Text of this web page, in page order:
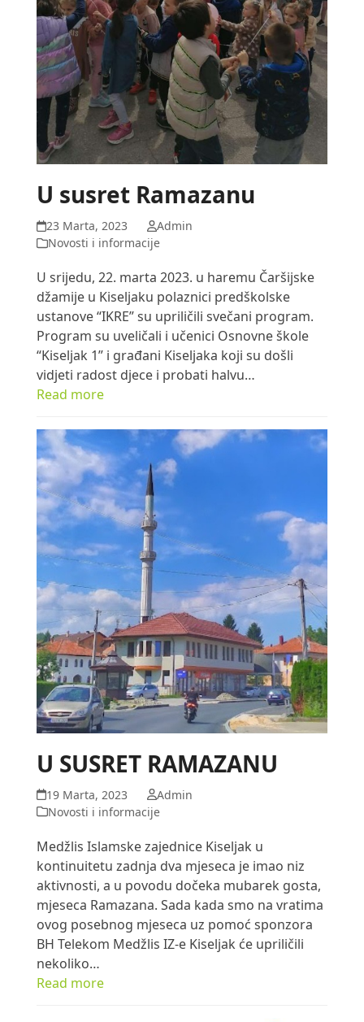
U susret Ramazanu
23 Marta, 2023
Admin
Novosti i informacije
U srijedu, 22. marta 2023. u haremu Čaršijske
džamije u Kiseljaku polaznici predškolske
ustanove “IKRE” su upriličili svečani program.
Program su uveličali i učenici Osnovne škole
“Kiseljak 1” i građani Kiseljaka koji su došli
vidjeti radost djece i probati halvu…
Read more
U SUSRET RAMAZANU
19 Marta, 2023
Admin
Novosti i informacije
Medžlis Islamske zajednice Kiseljak u
kontinuitetu zadnja dva mjeseca je imao niz
aktivnosti, a u povodu dočeka mubarek gosta,
mjeseca Ramazana. Sada kada smo na vratima
ovog posebnog mjeseca uz pomoć sponzora
BH Telekom Medžlis IZ-e Kiseljak će upriličili
nekoliko…
Read more